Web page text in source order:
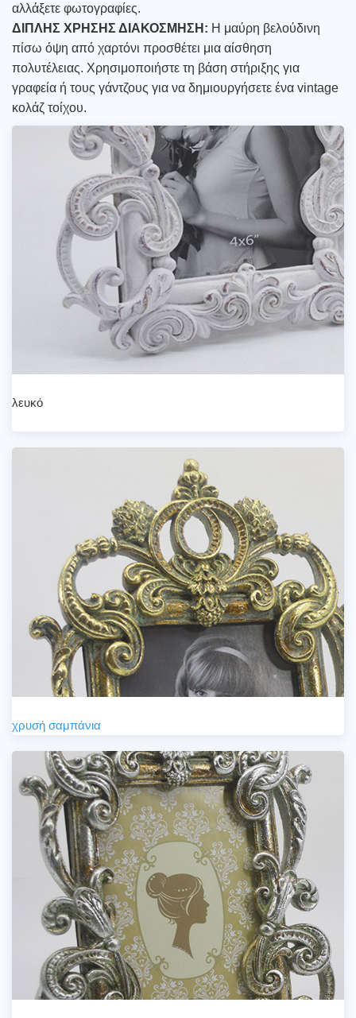
αλλάξετε φωτογραφίες.
ΔΙΠΛΗΣ ΧΡΗΣΗΣ ΔΙΑΚΟΣΜΗΣΗ: Η μαύρη βελούδινη
πίσω όψη από χαρτόνι προσθέτει μια αίσθηση
πολυτέλειας. Χρησιμοποιήστε τη βάση στήριξης για
γραφεία ή τους γάντζους για να δημιουργήσετε ένα vintage
κολάζ τοίχου.
λευκό
χρυσή σαμπάνια